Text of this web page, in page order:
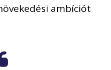
ambíciót